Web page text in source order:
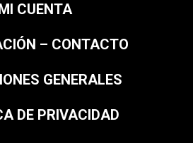
MI CUENTA
– CONTACTO
GENERALES
DE PRIVACIDAD